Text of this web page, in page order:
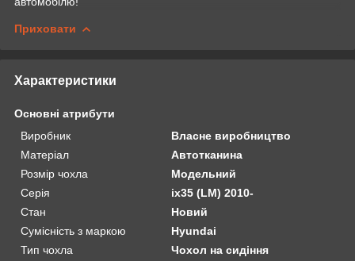
Приховати
Характеристики
Основні атрибути
Виробник
Власне виробництво
Матеріал
Автотканина
Розмір чохла
Модельний
Серія
ix35 (LM) 2010-
Стан
Новий
Сумісність з маркою
Hyundai
Тип чохла
Чохол на сидіння